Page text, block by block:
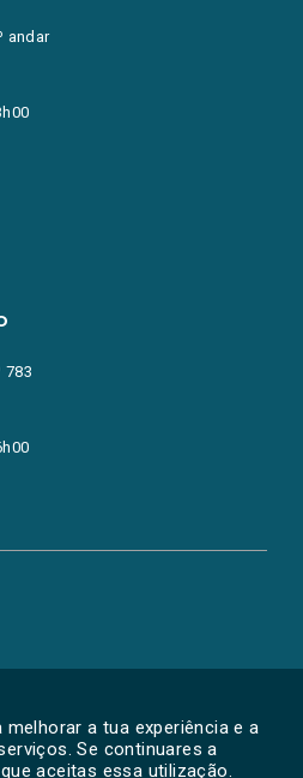
a tua experiência e a
Se continuares a
aceitas essa utilização.
andar
783